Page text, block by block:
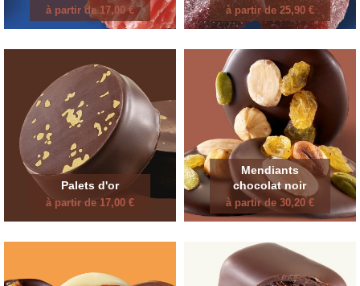
à partir de 17,00 € à partir de 25,90 €
Palets d'or
à partir de 17,00 €
Mendiants
chocolat noir
à partir de 30,20 €